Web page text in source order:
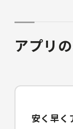
アプリ
安く早く